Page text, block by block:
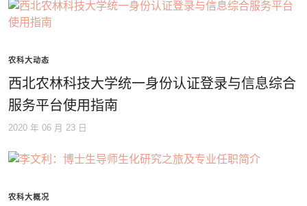
农科大动态
西北农林科技大学统一身份认证登录与信息综合
服务平台使用指南
2020 年 06 月 23 日
农科大概况